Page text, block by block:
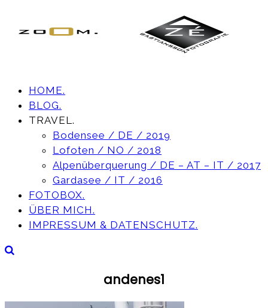
HOME.
BLOG.
TRAVEL.
Bodensee / DE / 2019
Lofoten / NO / 2018
Alpenüberquerung / DE – AT – IT / 2017
Gardasee / IT / 2016
FOTOBOX.
ÜBER MICH.
IMPRESSUM & DATENSCHUTZ.
andenes1